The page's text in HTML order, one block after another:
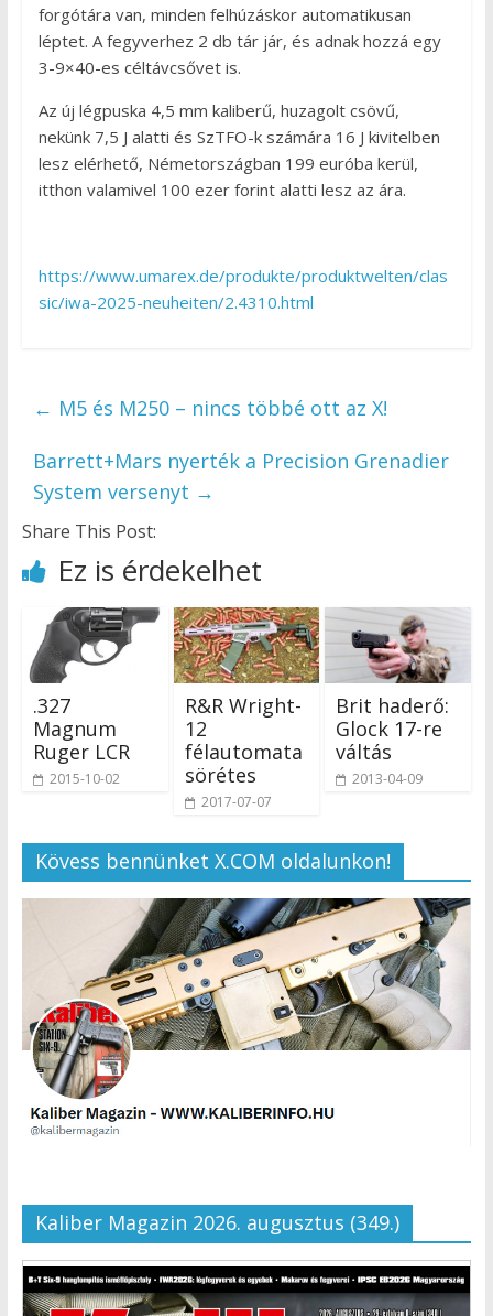
forgótára van, minden felhúzáskor automatikusan
léptet. A fegyverhez 2 db tár jár, és adnak hozzá egy
3-9×40-es céltávcsővet is.
Az új légpuska 4,5 mm kaliberű, huzagolt csövű,
nekünk 7,5 J alatti és SzTFO-k számára 16 J kivitelben
lesz elérhető, Németországban 199 euróba kerül,
itthon valamivel 100 ezer forint alatti lesz az ára.
https://www.umarex.de/produkte/produktwelten/clas
sic/iwa-2025-neuheiten/2.4310.html
← M5 és M250 – nincs többé ott az X!
Barrett+Mars nyerték a Precision Grenadier
System versenyt →
Share This Post:
Ez is érdekelhet
.327
Magnum
Ruger LCR
2015-10-02
R&R Wright-
12
félautomata
sörétes
2017-07-07
Brit haderő:
Glock 17-re
váltás
2013-04-09
Kövess bennünket X.COM oldalunkon!
Kaliber Magazin 2026. augusztus (349.)